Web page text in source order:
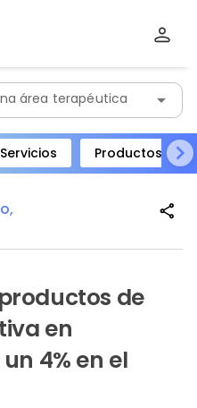
área terapéutica arrow_drop_down
Servicios
Productos
share
de
en
4% en el